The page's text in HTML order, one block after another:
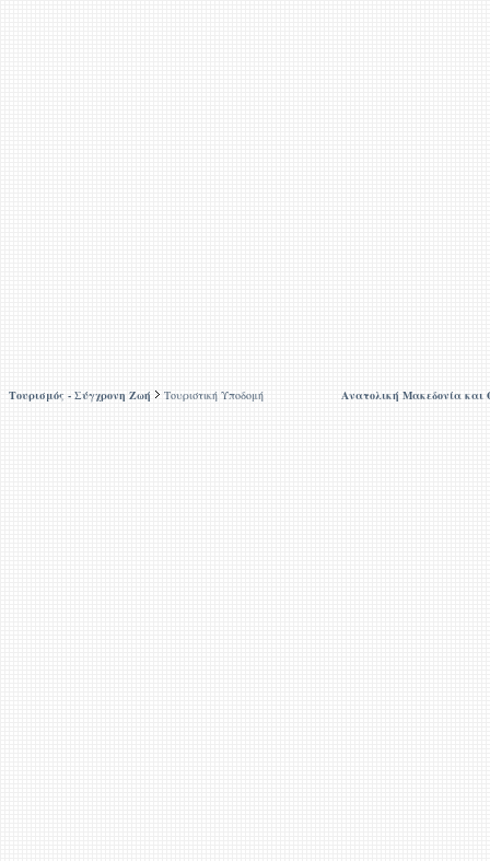
Τουρισμός - Σύγχρονη Ζωή Τουριστική Υποδομή Ανατολική Μακεδονία και